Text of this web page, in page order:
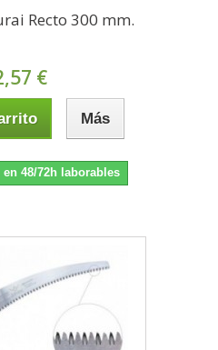
Recto 300 mm.
€
Más
48/72h laborables